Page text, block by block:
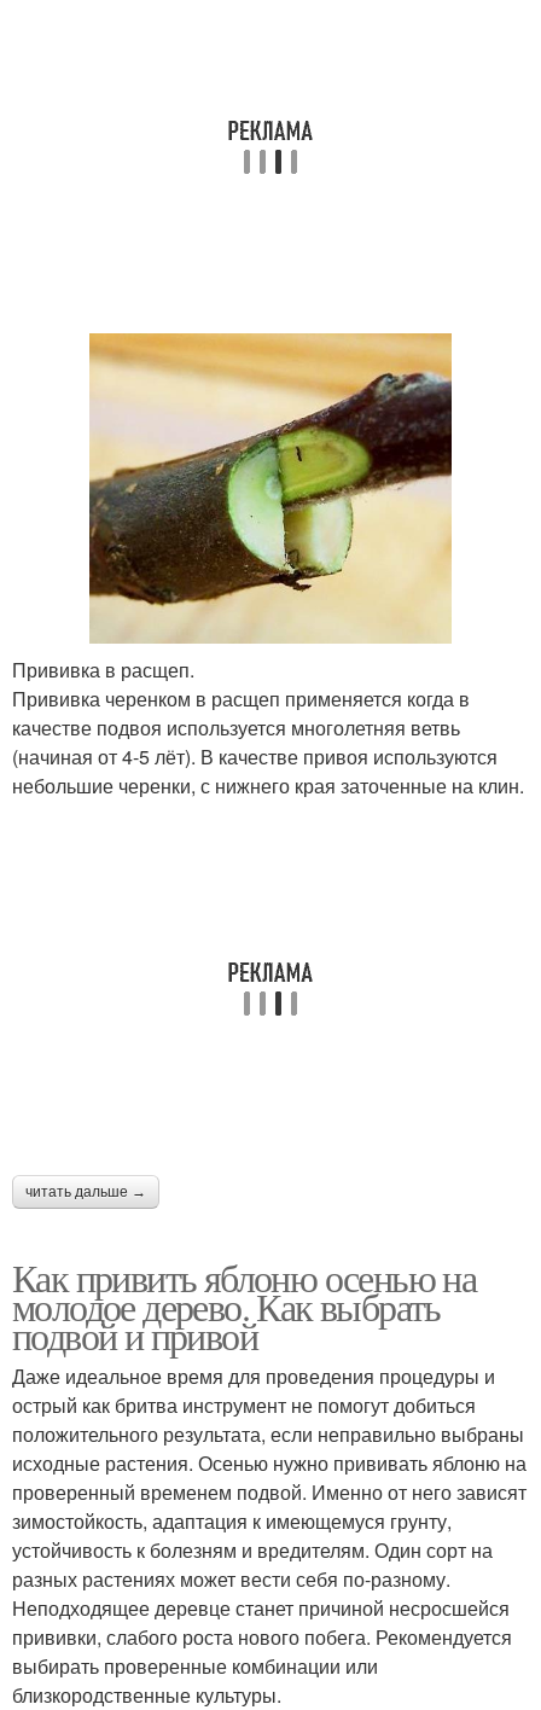
Прививка в расщеп.
Прививка черенком в расщеп применяется когда в
качестве подвоя используется многолетняя ветвь
(начиная от 4-5 лёт). В качестве привоя используются
небольшие черенки, с нижнего края заточенные на клин.
читать дальше →
Как привить яблоню осенью на
молодое дерево. Как выбрать
подвой и привой
Даже идеальное время для проведения процедуры и
острый как бритва инструмент не помогут добиться
положительного результата, если неправильно выбраны
исходные растения. Осенью нужно прививать яблоню на
проверенный временем подвой. Именно от него зависят
зимостойкость, адаптация к имеющемуся грунту,
устойчивость к болезням и вредителям. Один сорт на
разных растениях может вести себя по-разному.
Неподходящее деревце станет причиной несросшейся
прививки, слабого роста нового побега. Рекомендуется
выбирать проверенные комбинации или
близкородственные культуры.